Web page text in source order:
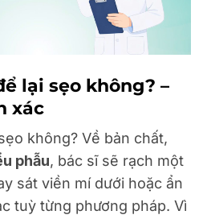
lại sẹo không? –
xác
không? Về bản chất,
phẫu, bác sĩ sẽ rạch một
sát viền mí dưới hoặc ẩn
tuỳ từng phương pháp. Vì